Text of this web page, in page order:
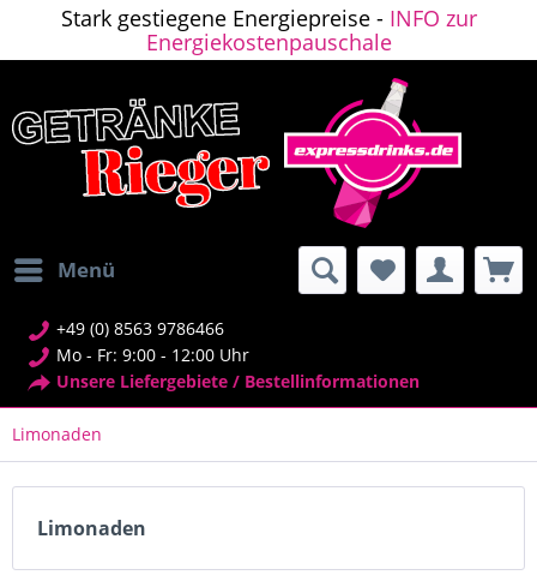
Stark gestiegene Energiepreise - INFO zur
Energiekostenpauschale
Menü
+49 (0) 8563 9786466
Mo - Fr: 9:00 - 12:00 Uhr
Unsere Liefergebiete / Bestellinformationen
Limonaden
Limonaden